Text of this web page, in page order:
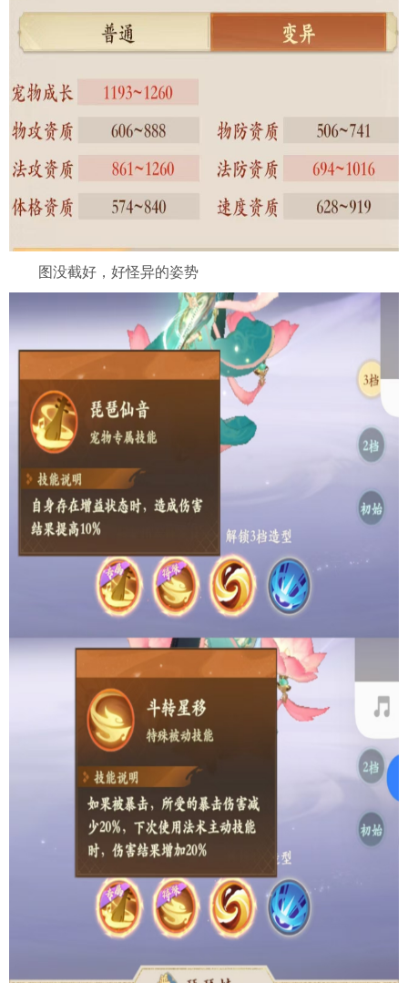
图没截好，好怪异的姿势